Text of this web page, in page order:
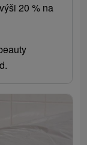
20 % na